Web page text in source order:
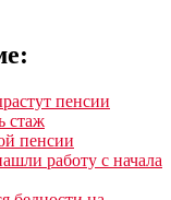
пенсии
стаж
пенсии
работу с начала